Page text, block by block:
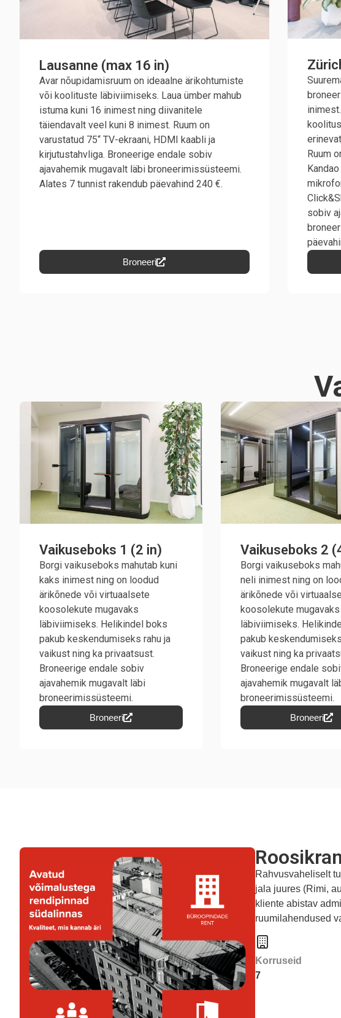
Lausanne (max 16 in)
Avar nõupidamisruum on ideaalne ärikohtumiste
või koolituste läbiviimiseks. Laua ümber mahub
istuma kuni 16 inimest ning diivanitele
täiendavalt veel kuni 8 inimest. Ruum on
varustatud 75“ TV-ekraani, HDMI kaabli ja
kirjutustahvliga. Broneerige endale sobiv
ajavahemik mugavalt läbi broneerimissüsteemi.
Alates 7 tunnist rakendub päevahind 240 €.
Broneeri
Ruum
sobiv
Vaikuseboks 1 (2 in)
Borgi vaikuseboks mahutab kuni
kaks inimest ning on loodud
ärikõnede või virtuaalsete
koosolekute mugavaks
läbiviimiseks. Helikindel boks
pakub keskendumiseks rahu ja
vaikust ning ka privaatsust.
Broneerige endale sobiv
ajavahemik mugavalt läbi
broneerimissüsteemi.
Broneeri
Vaikuseboks 2
Borgi vaikuseboks
neli inimest ning on
ärikõnede või
koosolekute mugavaks
läbiviimiseks.
pakub
vaikust ning ka
Broneerige endale
ajavahemik mugavalt
broneerimissüsteemi.
Broneeri
Rahvusvaheliselt
jala juures (Rimi,
kliente abistav
ruumilahendused
Korruseid
7